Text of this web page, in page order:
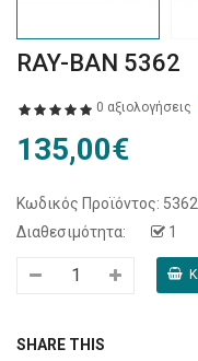
RAY-BAN 5362
0 αξιολογήσεις
135,00€
Κωδικός Προϊόντος: 5362
Διαθεσιμότητα:
1
SHARE THIS